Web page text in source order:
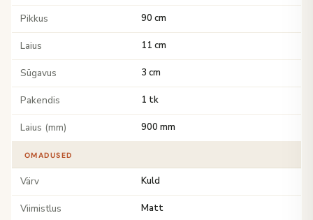
Pikkus 90 cm
Laius 11 cm
Sügavus 3 cm
Pakendis 1 tk
Laius (mm) 900 mm
OMADUSED
Värv Kuld
Viimistlus Matt